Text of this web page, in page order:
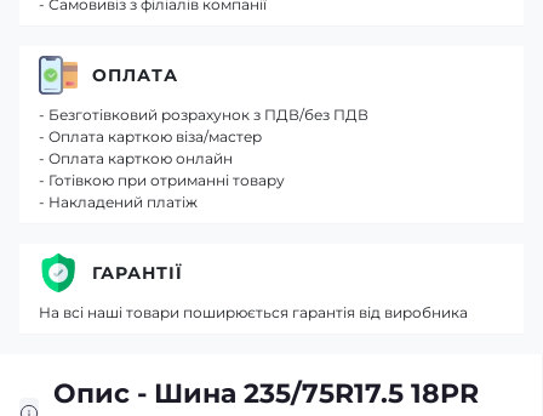
Опис - Шина 235/75R17.5 18PR
- Самовивіз з філіалів компанії
ОПЛАТА
- Безготівковий розрахунок з ПДВ/без ПДВ
- Оплата карткою віза/мастер
- Оплата карткою онлайн
- Готівкою при отриманні товару
- Накладений платіж
ГАРАНТІЇ
На всі наші товари поширюється гарантія від виробника